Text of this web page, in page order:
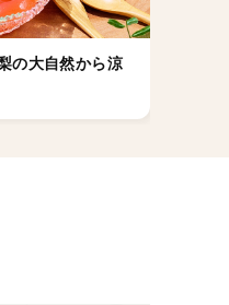
の大自然から涼